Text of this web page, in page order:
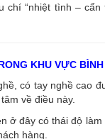
chí “nhiệt tình –
KHU VỰC
có tay nghề cao
về điều này.
ở đây có thái độ
hàng.